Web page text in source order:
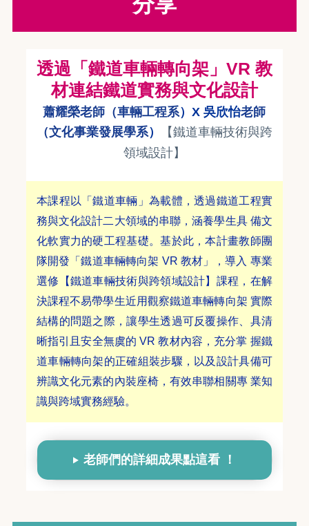
透過「鐵道車輛轉向架」VR 教
材連結鐵道實務與文化設計
蕭耀榮老師（車輛工程系）X 吳欣怡老師
（文化事業發展學系） 【鐵道車輛技術與跨
領域設計】
本課程以「鐵道車輛」為載體，透過鐵道工程實
務與文化設計二大領域的串聯，涵養學生具 備文
化軟實力的硬工程基礎。基於此，本計畫教師團
隊開發「鐵道車輛轉向架 VR 教材」，導入 專業
選修【鐵道車輛技術與跨領域設計】課程，在解
決課程不易帶學生近用觀察鐵道車輛轉向架 實際
結構的問題之際，讓學生透過可反覆操作、具清
晰指引且安全無虞的 VR 教材內容，充分掌 握鐵
道車輛轉向架的正確組裝步驟，以及設計具備可
辨識文化元素的內裝座椅，有效串聯相關專 業知
識與跨域實務經驗。
老師們的詳細成果點這看 ！